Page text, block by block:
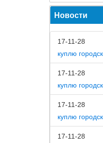
Новости
17-11-28
17-11-28
17-11-28
17-11-28